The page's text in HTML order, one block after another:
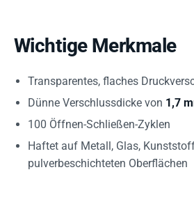
Wichtige Merkmale
Transparentes, flaches
Dünne Verschlussdicke von 1,7
100 Öffnen-Schließen-Zyklen
Haftet auf Metall, Glas,
pulverbeschichteten Oberflächen